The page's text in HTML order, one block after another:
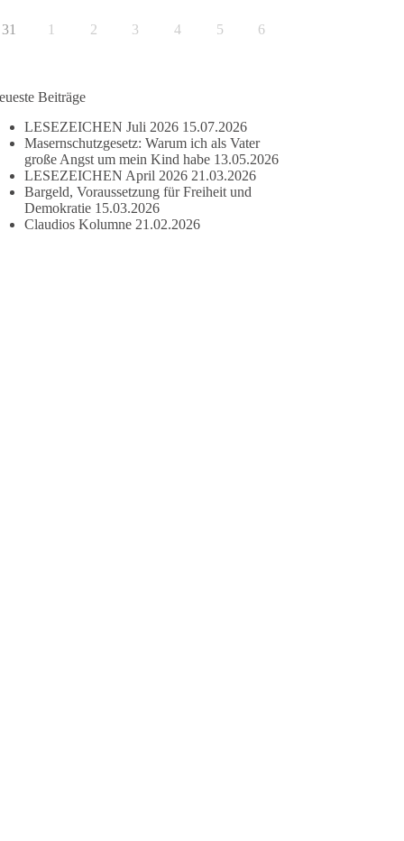
31 1 2 3 4 5 6
Beiträge
LESEZEICHEN Juli 2026 15.07.2026
Masernschutzgesetz: Warum ich als Vater
große Angst um mein Kind habe 13.05.2026
LESEZEICHEN April 2026 21.03.2026
Bargeld, Voraussetzung für Freiheit und
Demokratie 15.03.2026
Claudios Kolumne 21.02.2026